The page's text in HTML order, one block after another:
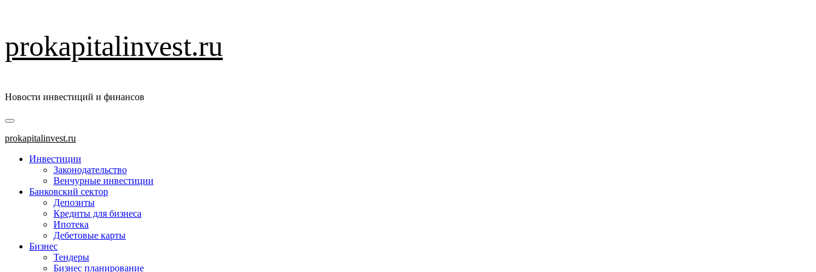
к
содержимому
prokapitalinvest.ru
Новости инвестиций и финансов
Основное
меню
prokapitalinvest.ru
Инвестиции
Законодательство
Венчурные инвестиции
Банковский сектор
Депозиты
Кредиты для бизнеса
Ипотека
Дебетовые карты
Бизнес
Тендеры
Бизнес планирование